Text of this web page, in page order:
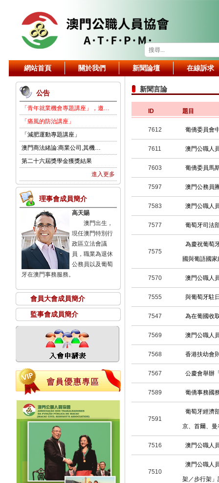
網站首頁 關於我們 新聞論壇 在線訴求
公告
「青年就業機會專題講座」，邀…
「痛風的防治講座」
「減肥運動專題講座」
澳門商法緒論:商業公司,其機…
第二十六屆獎學金獲獎結果
進入更多
理事會成員簡介
高天賜
澳門出生，
現任澳門特別行
政區立法會議
員，職業為退休
公務員以及葡萄
牙在澳門事務服務。
會員大會成員簡介
監事會成員簡介
新聞言論
ID 題目
7612 葡僑委員會
7611 澳門公職人
7603 葡僑委員馬
7597 澳門公務員
7583 澳門公職人
7577 葡萄牙司法
7575
為慶祝葡萄
國與葡語國
7570 澳門公職人
7555 與葡萄牙駐
7547 為在葡國收
7569 澳門公職人
7568 香港扶幼會
7567 公慶會舉辦
7589 葡僑事務國
7591
葡萄牙經濟
京、首爾、
7516 澳門公職人
7510
澳門公職人
架／步行架」